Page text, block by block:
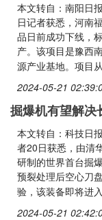
本文转自：南阳日
日记者获悉，河南
品日前成功下线，
产。该项目是豫西
源产业基地。项目
2024-05-21
掘爆机有望解决
本文转自：科技日
者20日获悉，由清
研制的世界首台掘
预裂处理后空心刀
验，该装备即将进
2024-05-21